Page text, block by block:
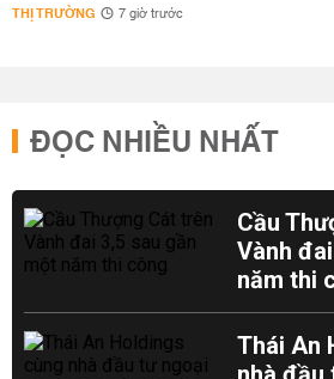
THỊ TRƯỜNG 7 giờ trước
ĐỌC NHIỀU NHẤT
Cầu
Vành
năm thi
Thái An